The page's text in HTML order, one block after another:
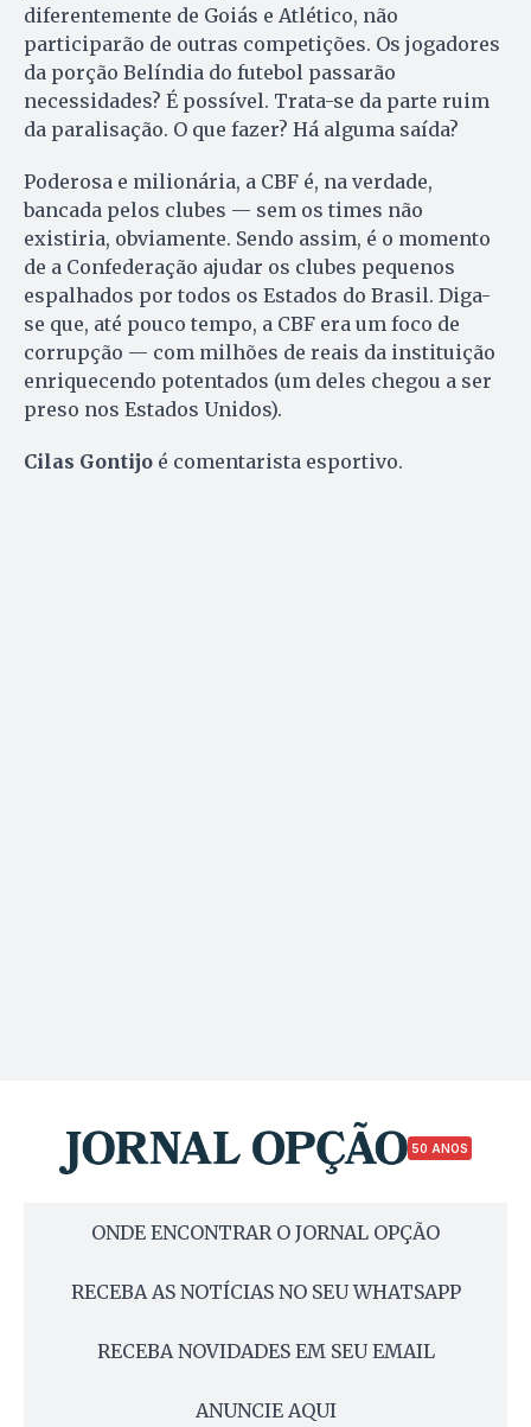
diferentemente de Goiás e Atlético, não
participarão de outras competições. Os jogadores
da porção Belíndia do futebol passarão
necessidades? É possível. Trata-se da parte ruim
da paralisação. O que fazer? Há alguma saída?
Poderosa e milionária, a CBF é, na verdade,
bancada pelos clubes — sem os times não
existiria, obviamente. Sendo assim, é o momento
de a Confederação ajudar os clubes pequenos
espalhados por todos os Estados do Brasil. Diga-
se que, até pouco tempo, a CBF era um foco de
corrupção — com milhões de reais da instituição
enriquecendo potentados (um deles chegou a ser
preso nos Estados Unidos).
Cilas Gontijo é comentarista esportivo.
50 ANOS
ONDE ENCONTRAR O JORNAL OPÇÃO
RECEBA AS NOTÍCIAS NO SEU WHATSAPP
RECEBA NOVIDADES EM SEU EMAIL
ANUNCIE AQUI